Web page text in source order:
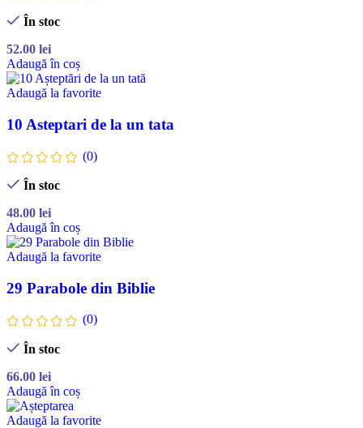
În stoc
52.00 lei
Adaugă în coș
Adaugă la favorite
10 Asteptari de la un tata
(0)
În stoc
48.00 lei
Adaugă în coș
Adaugă la favorite
29 Parabole din Biblie
(0)
În stoc
66.00 lei
Adaugă în coș
Adaugă la favorite